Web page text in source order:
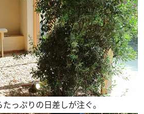
っぷりの日差しが注ぐ。